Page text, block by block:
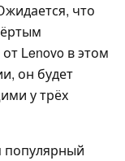
что
Lenovo в этом
он будет
у трёх
популярный